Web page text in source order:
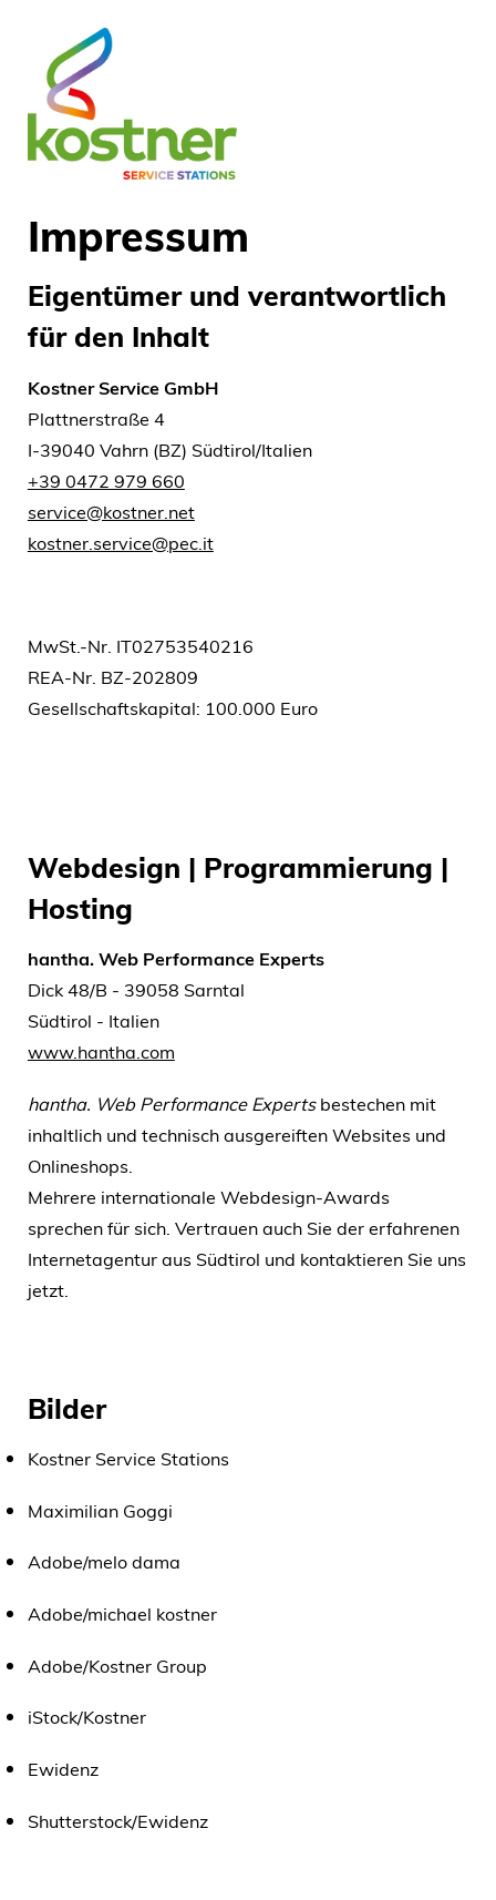
Impressum
Eigentümer und verantwortlich
für den Inhalt
Kostner Service GmbH
Plattnerstraße 4
I-39040 Vahrn (BZ) Südtirol/Italien
+39 0472 979 660
service@kostner.net
kostner.service@pec.it
MwSt.-Nr. IT02753540216
REA-Nr. BZ-202809
Gesellschaftskapital: 100.000 Euro
Webdesign | Programmierung |
Hosting
hantha. Web Performance Experts
Dick 48/B - 39058 Sarntal
Südtirol - Italien
www.hantha.com
hantha. Web Performance Expertsbestechen mit
inhaltlich und technisch ausgereiften Websites und
Onlineshops.
Mehrere internationale Webdesign-Awards
sprechen für sich. Vertrauen auch Sie der erfahrenen
Internetagentur aus Südtirol und kontaktieren Sie uns
jetzt.
Bilder
Kostner Service Stations
Maximilian Goggi
Adobe/melo dama
Adobe/michael kostner
Adobe/Kostner Group
iStock/Kostner
Ewidenz
Shutterstock/Ewidenz